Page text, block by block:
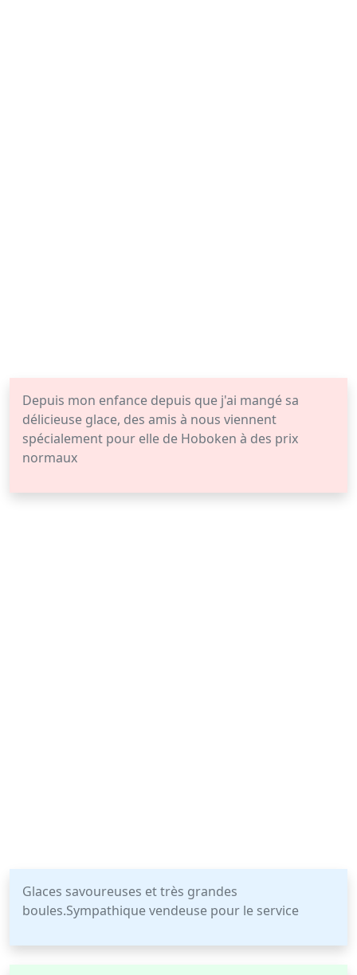
Depuis mon enfance depuis que j'ai mangé sa
délicieuse glace, des amis à nous viennent
spécialement pour elle de Hoboken à des prix
normaux
Glaces savoureuses et très grandes
boules.Sympathique vendeuse pour le service